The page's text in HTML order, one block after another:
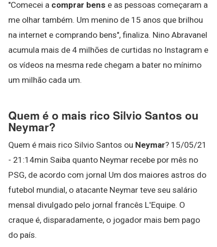
"Comecei a comprar bens e as pessoas começaram a
me olhar também. Um menino de 15 anos que brilhou
na internet e comprando bens", finaliza. Nino Abravanel
acumula mais de 4 milhões de curtidas no Instagram e
os vídeos na mesma rede chegam a bater no mínimo
um milhão cada um.
Quem é o mais rico Silvio Santos ou
Neymar?
Quem é mais rico Silvio Santos ou Neymar? 15/05/21
- 21:14min Saiba quanto Neymar recebe por mês no
PSG, de acordo com jornal Um dos maiores astros do
futebol mundial, o atacante Neymar teve seu salário
mensal divulgado pelo jornal francês L'Equipe. O
craque é, disparadamente, o jogador mais bem pago
do país.